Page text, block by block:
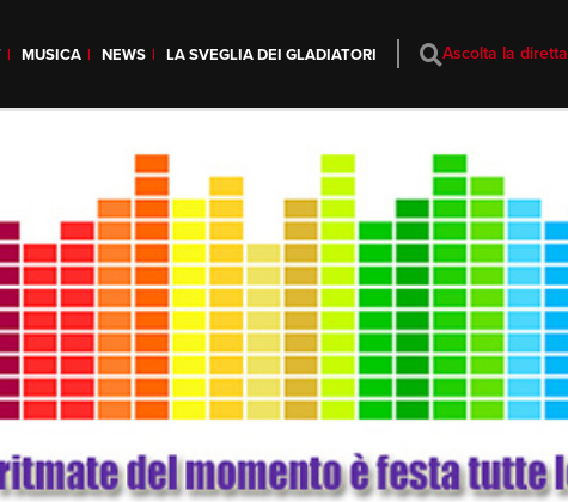
MUSICA NEWS LA SVEGLIA DEI GLADIATORI Ascolta la diretta